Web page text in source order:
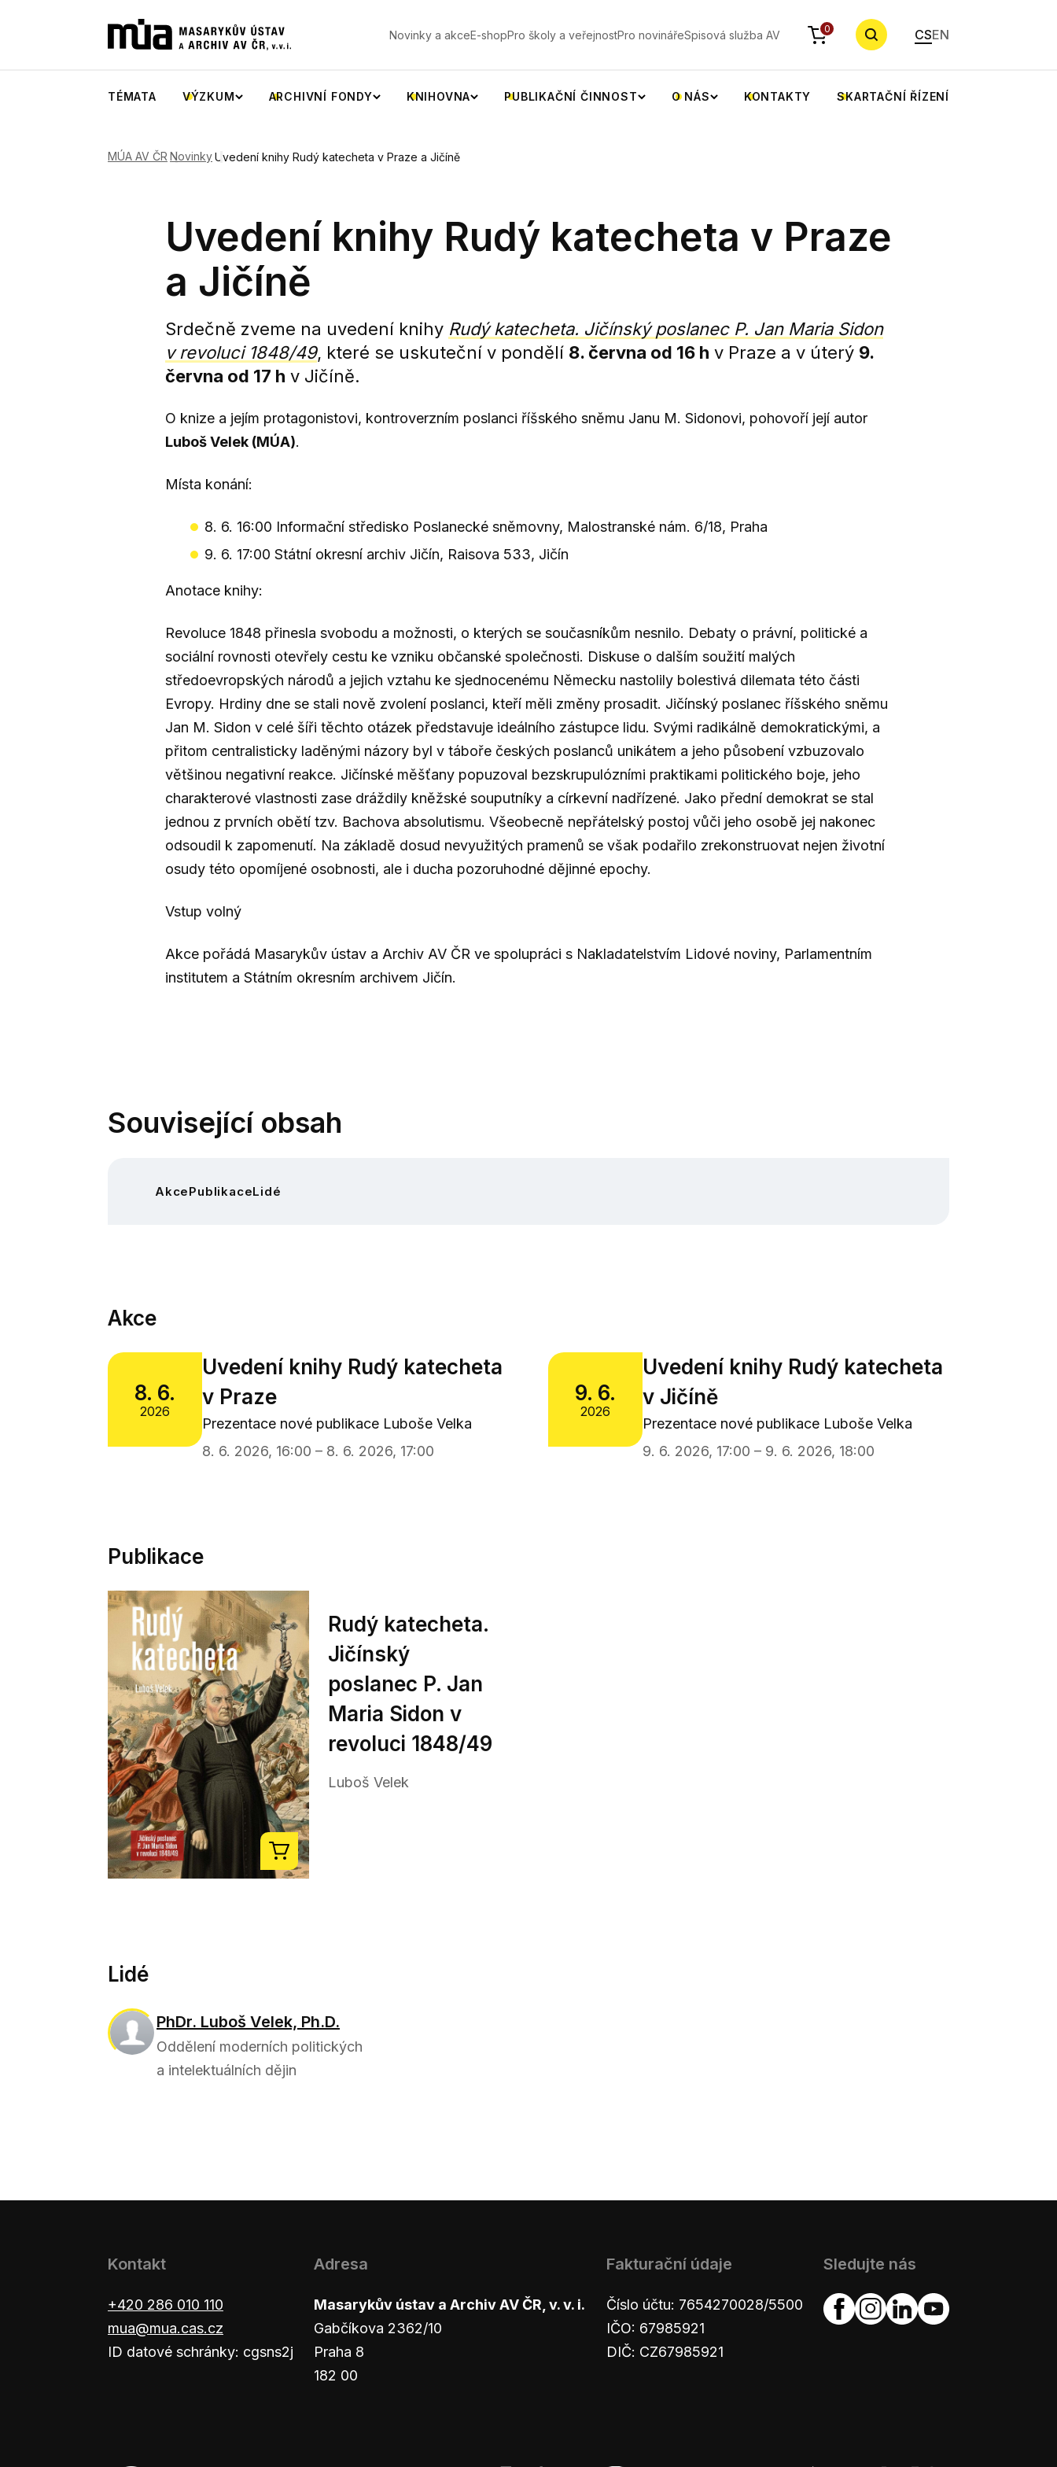
Novinky a akceE-shopPro školy a veřejnostPro novinářeSpisová služba AV 0 CSEN
TÉMATA VÝZKUM ARCHIVNÍ FONDY KNIHOVNA PUBLIKAČNÍ ČINNOST O NÁS KONTAKTY SKARTAČNÍ ŘÍZENÍ
MÚA AV ČR NovinkyUvedení knihy Rudý katecheta v Praze a Jičíně
Uvedení knihy Rudý katecheta v Praze
a Jičíně
Srdečně zveme na uvedení knihy Rudý katecheta. Jičínský poslanec P. Jan Maria Sidon
v revoluci 1848/49, které se uskuteční v pondělí 8. června od 16 h v Praze a v úterý 9.
června od 17 h v Jičíně.
O knize a jejím protagonistovi, kontroverzním poslanci říšského sněmu Janu M. Sidonovi, pohovoří její autor
Luboš Velek (MÚA).
Místa konání:
8. 6. 16:00 Informační středisko Poslanecké sněmovny, Malostranské nám. 6/18, Praha
9. 6. 17:00 Státní okresní archiv Jičín, Raisova 533, Jičín
Anotace knihy:
Revoluce 1848 přinesla svobodu a možnosti, o kterých se současníkům nesnilo. Debaty o právní, politické a
sociální rovnosti otevřely cestu ke vzniku občanské společnosti. Diskuse o dalším soužití malých
středoevropských národů a jejich vztahu ke sjednocenému Německu nastolily bolestivá dilemata této části
Evropy. Hrdiny dne se stali nově zvolení poslanci, kteří měli změny prosadit. Jičínský poslanec říšského sněmu
Jan M. Sidon v celé šíři těchto otázek představuje ideálního zástupce lidu. Svými radikálně demokratickými, a
přitom centralisticky laděnými názory byl v táboře českých poslanců unikátem a jeho působení vzbuzovalo
většinou negativní reakce. Jičínské měšťany popuzoval bezskrupulózními praktikami politického boje, jeho
charakterové vlastnosti zase dráždily kněžské souputníky a církevní nadřízené. Jako přední demokrat se stal
jednou z prvních obětí tzv. Bachova absolutismu. Všeobecně nepřátelský postoj vůči jeho osobě jej nakonec
odsoudil k zapomenutí. Na základě dosud nevyužitých pramenů se však podařilo zrekonstruovat nejen životní
osudy této opomíjené osobnosti, ale i ducha pozoruhodné dějinné epochy.
Vstup volný
Akce pořádá Masarykův ústav a Archiv AV ČR ve spolupráci s Nakladatelstvím Lidové noviny, Parlamentním
institutem a Státním okresním archivem Jičín.
Související obsah
AkcePublikaceLidé
Akce
8. 6.
2026
Uvedení knihy Rudý katecheta
v Praze
Prezentace nové publikace Luboše Velka
8. 6. 2026, 16:00 – 8. 6. 2026, 17:00
9. 6.
2026
Uvedení knihy Rudý katecheta
v Jičíně
Prezentace nové publikace Luboše Velka
9. 6. 2026, 17:00 – 9. 6. 2026, 18:00
Publikace
Rudý katecheta.
Jičínský
poslanec P. Jan
Maria Sidon v
revoluci 1848/49
Luboš Velek
Lidé
PhDr. Luboš Velek, Ph.D.
Oddělení moderních politických
a intelektuálních dějin
Kontakt
+420 286 010 110
mua@mua.cas.cz
ID datové schránky: cgsns2j
Adresa
Masarykův ústav a Archiv AV ČR, v. v. i.
Gabčíkova 2362/10
Praha 8
182 00
Fakturační údaje
Číslo účtu: 7654270028/5500
IČO: 67985921
DIČ: CZ67985921
Sledujte nás